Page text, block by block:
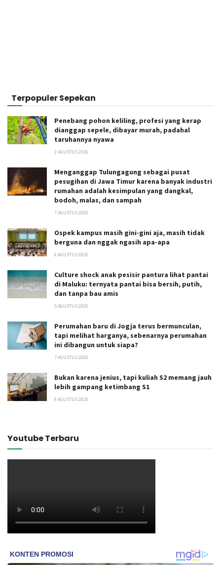
Terpopuler Sepekan
Penebang pohon keliling, profesi yang kerap
dianggap sepele, dibayar murah, padahal
taruhannya nyawa
2 AGUSTUS 2026
Menganggap Tulungagung sebagai pusat
pesugihan di Jawa Timur karena banyak industri
rumahan adalah kesimpulan yang dangkal,
bodoh, malas, dan sampah
7 AGUSTUS 2026
Ospek kampus masih gini-gini aja, masih tidak
berguna dan nggak ngasih apa-apa
6 AGUSTUS 2026
Culture shock anak pesisir pantura lihat pantai
di Maluku: ternyata pantai bisa bersih, putih,
dan tanpa bau amis
5 AGUSTUS 2026
Perumahan baru di Jogja terus bermunculan,
tapi melihat harganya, sebenarnya perumahan
ini dibangun untuk siapa?
7 AGUSTUS 2026
Bukan karena jenius, tapi kuliah S2 memang jauh
lebih gampang ketimbang S1
8 AGUSTUS 2026
Youtube Terbaru